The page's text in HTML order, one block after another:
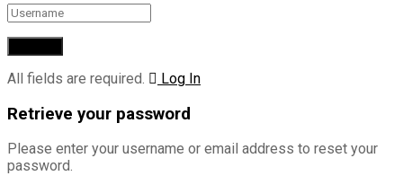
All fields are required. Log In
Retrieve your password
Please enter your username or email address to reset your
password.